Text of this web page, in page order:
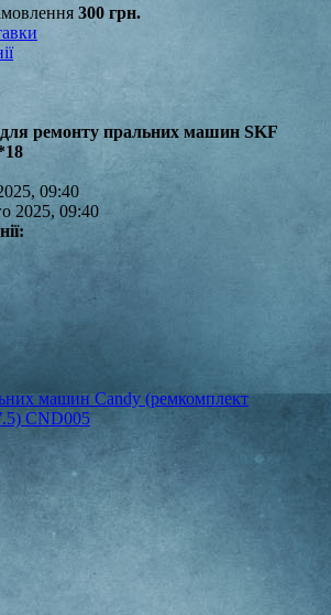
300 грн.
ремонту пральних машин SKF
09:40
2025, 09:40
машин Candy (ремкомплект
CND005